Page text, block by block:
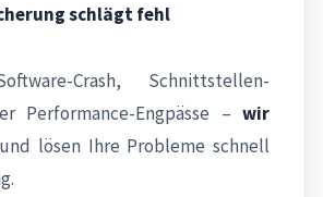
schlägt fehl
Crash, Schnittstellen-
Performance-Engpässe – wir
lösen Ihre Probleme schnell